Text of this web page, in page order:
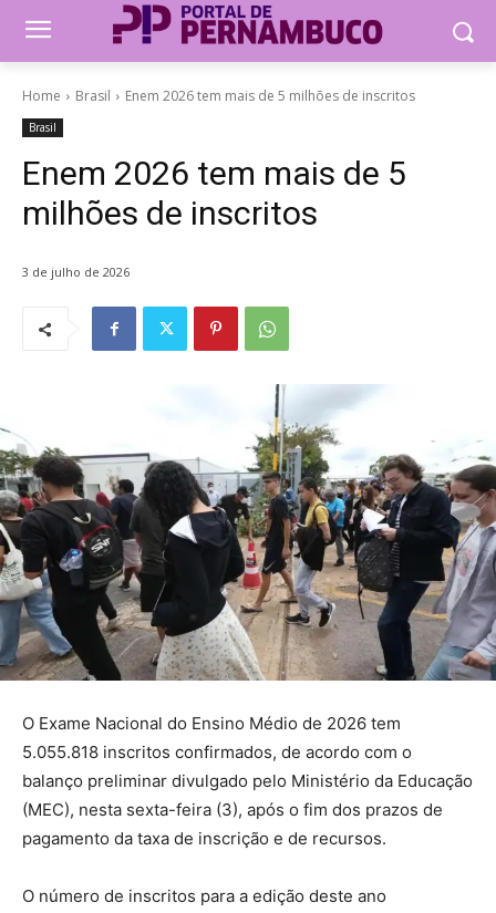
Home Brasil Enem 2026 tem mais de 5 milhões de inscritos
Brasil
Enem 2026 tem mais de 5
milhões de inscritos
3 de julho de 2026
O Exame Nacional do Ensino Médio de 2026 tem
5.055.818 inscritos confirmados, de acordo com o
balanço preliminar divulgado pelo Ministério da Educação
(MEC), nesta sexta-feira (3), após o fim dos prazos de
pagamento da taxa de inscrição e de recursos.
O número de inscritos para a edição deste ano